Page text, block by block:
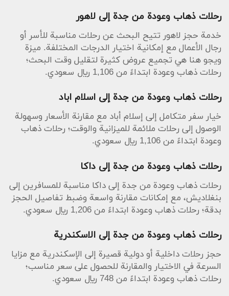
رحلات ذهاب وعودة من جدة إلى لاهور
خدمة حجز لاهور تتيح البحث عن رحلات مناسبة للأسر أو
رجال الأعمال مع إمكانية اختيار الدرجات المختلفة. ميزة
ويجو هنا هي تجميع عروض كثيرة لتقليل وقت البحث؛
رحلات ذهاب وعودة ابتداءً من 1,106 ريال سعودي.
رحلات ذهاب وعودة من جدة إلى اسلام اباد
خيار سفر متكامل إلى إسلام أباد مع مقارنة الأسعار وسهولة
الوصول إلى رحلات ملائمة للميزانية والوقت؛ رحلات ذهاب
وعودة ابتداءً من 1,106 ريال سعودي.
رحلات ذهاب وعودة من جدة إلى داكا
رحلات ذهاب وعودة من جدة إلى داكا مناسبة للمسافرين إلى
بنغلاديش، مع إمكانات مقارنة واسعة وضبط تفاصيل الحجز
بدقة؛ رحلات ذهاب وعودة ابتداءً من 1,206 ريال سعودي.
رحلات ذهاب وعودة من جدة إلى الاسكندرية
حجز رحلات داخلية أو دولية قصيرة إلى الإسكندرية مع مزايا
السرعة في الاختيار والمقارنة للحصول على سعر مناسب؛
رحلات ذهاب وعودة ابتداءً من 748 ريال سعودي.